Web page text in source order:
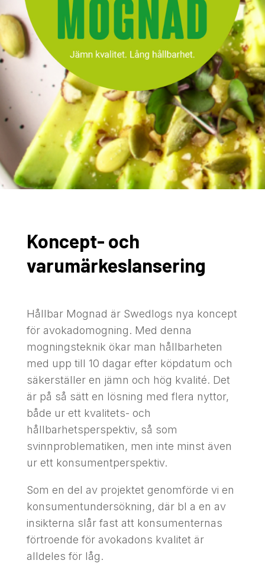
Koncept- och
varumärkeslansering
Hållbar Mognad är Swedlogs nya koncept
för avokadomogning. Med denna
mogningsteknik ökar man hållbarheten
med upp till 10 dagar efter köpdatum och
säkerställer en jämn och hög kvalité. Det
är på så sätt en lösning med flera nyttor,
både ur ett kvalitets- och
hållbarhetsperspektiv, så som
svinnproblematiken, men inte minst även
ur ett konsumentperspektiv.
Som en del av projektet genomförde vi en
konsumentundersökning, där bl a en av
insikterna slår fast att konsumenternas
förtroende för avokadons kvalitet är
alldeles för låg.